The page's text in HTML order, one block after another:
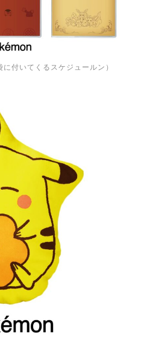
付いてくるスケジュールン）